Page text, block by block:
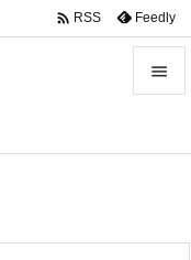

 RSS Feedly